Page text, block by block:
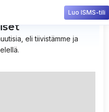
eli tiivistämme ja
Luo ISMS-tili